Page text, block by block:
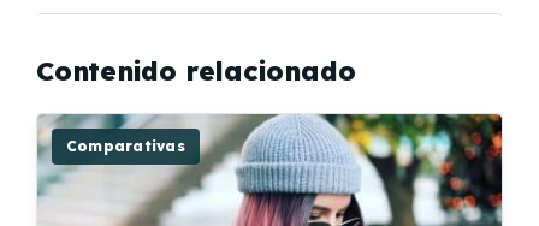
Contenido relacionado
Comparativas